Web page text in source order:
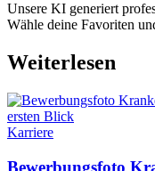
Unsere KI generiert
Wähle deine Favoriten
Weiterlesen
Karriere
Bewerbungsfoto